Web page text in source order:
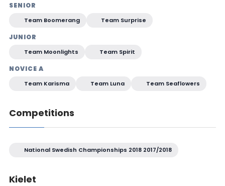
SENIOR
Team Boomerang Team Surprise
JUNIOR
Team Moonlights Team Spirit
NOVICE A
Team Karisma Team Luna Team Seaflowers
Competitions
National Swedish Championships 2018 2017/2018
Kielet